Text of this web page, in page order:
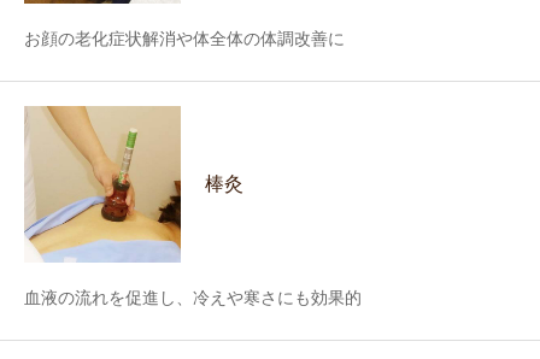
お顔の老化症状解消や体全体の体調改善に
棒灸
血液の流れを促進し、冷えや寒さにも効果的